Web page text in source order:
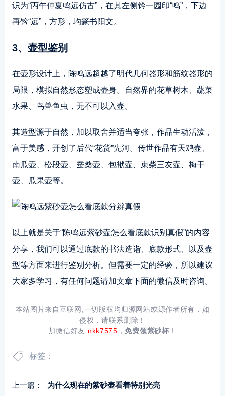
识为“丙午仲夏鸣远仿古”，在其左侧钤一园印“鸣”，下边
再钤“远”，方形，均篆书阳文。
3、壶型鉴别
在壶形设计上，陈鸣远超越了明代几何器形和筋纹器形的
局限，模拟自然形态塑成壶身。自然界的花草树木、蔬菜
水果、鸟兽鱼虫，无不可以入壶。
其造型源于自然，加以取舍并适当夸张，作品生动活泼，
富于美感，开创了后代“花货”先河。传世作品有天鸡壶、
南瓜壶、松段壶、蚕桑壶、包袱壶、束柴三友壶、梅干
壶、瓜果壶等。
以上就是关于“陈鸣远紫砂壶怎么看底款识别真假”的内容
分享，我们可以通过底款的书法造诣、底款形式、以及壶
型等方面来进行鉴别分析。但需要一定的经验，所以建议
大家多学习，有任何问题请加文章下面的微信及时咨询。
本站图片来自互联网,一切版权均归源网站或源作者所有，如
侵权，请联系删除！
加微信好友 nkk7575 ，免费领紫砂杯！
标签：
上一篇：
为什么现在的紫砂壶看着特别光亮